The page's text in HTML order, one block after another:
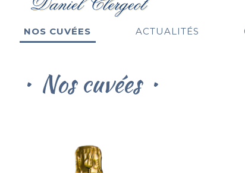
NOS CUVÉES ACTUALITÉS
Nos cuvées